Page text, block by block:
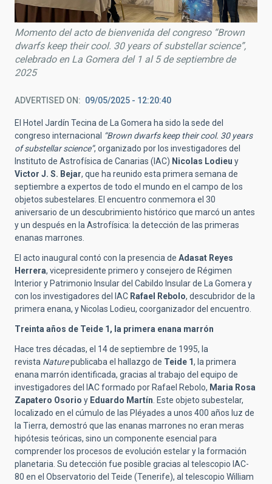
Momento del acto de bienvenida del congreso “Brown
dwarfs keep their cool. 30 years of substellar science”,
celebrado en La Gomera del 1 al 5 de septiembre de
2025
ADVERTISED ON 09/05/2025 - 12:20:40
El Hotel Jardín Tecina de La Gomera ha sido la sede del
congreso internacional “Brown dwarfs keep their cool. 30 years
of substellar science”, organizado por los investigadores del
Instituto de Astrofísica de Canarias (IAC) Nicolas Lodieu y
Victor J. S. Bejar, que ha reunido esta primera semana de
septiembre a expertos de todo el mundo en el campo de los
objetos subestelares. El encuentro conmemora el 30
aniversario de un descubrimiento histórico que marcó un antes
y un después en la Astrofísica: la detección de las primeras
enanas marrones.
El acto inaugural contó con la presencia de Adasat Reyes
Herrera, vicepresidente primero y consejero de Régimen
Interior y Patrimonio Insular del Cabildo Insular de La Gomera y
con los investigadores del IAC Rafael Rebolo, descubridor de la
primera enana, y Nicolas Lodieu, coorganizador del encuentro.
Treinta años de Teide 1, la primera enana marrón
Hace tres décadas, el 14 de septiembre de 1995, la
revista Naturepublicaba el hallazgo de Teide 1, la primera
enana marrón identificada, gracias al trabajo del equipo de
investigadores del IAC formado por Rafael Rebolo, Maria Rosa
Zapatero Osorio y Eduardo Martín. Este objeto subestelar,
localizado en el cúmulo de las Pléyades a unos 400 años luz de
la Tierra, demostró que las enanas marrones no eran meras
hipótesis teóricas, sino un componente esencial para
comprender los procesos de evolución estelar y la formación
planetaria. Su detección fue posible gracias al telescopio IAC-
80 en el Observatorio del Teide (Tenerife), al telescopio William